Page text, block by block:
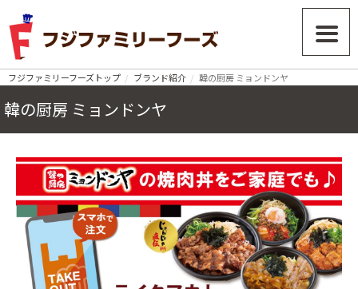
フジファミリーフーズトップ ブランド紹介 韓の厨房 ミョンドンヤ
韓の厨房 ミョンドンヤ